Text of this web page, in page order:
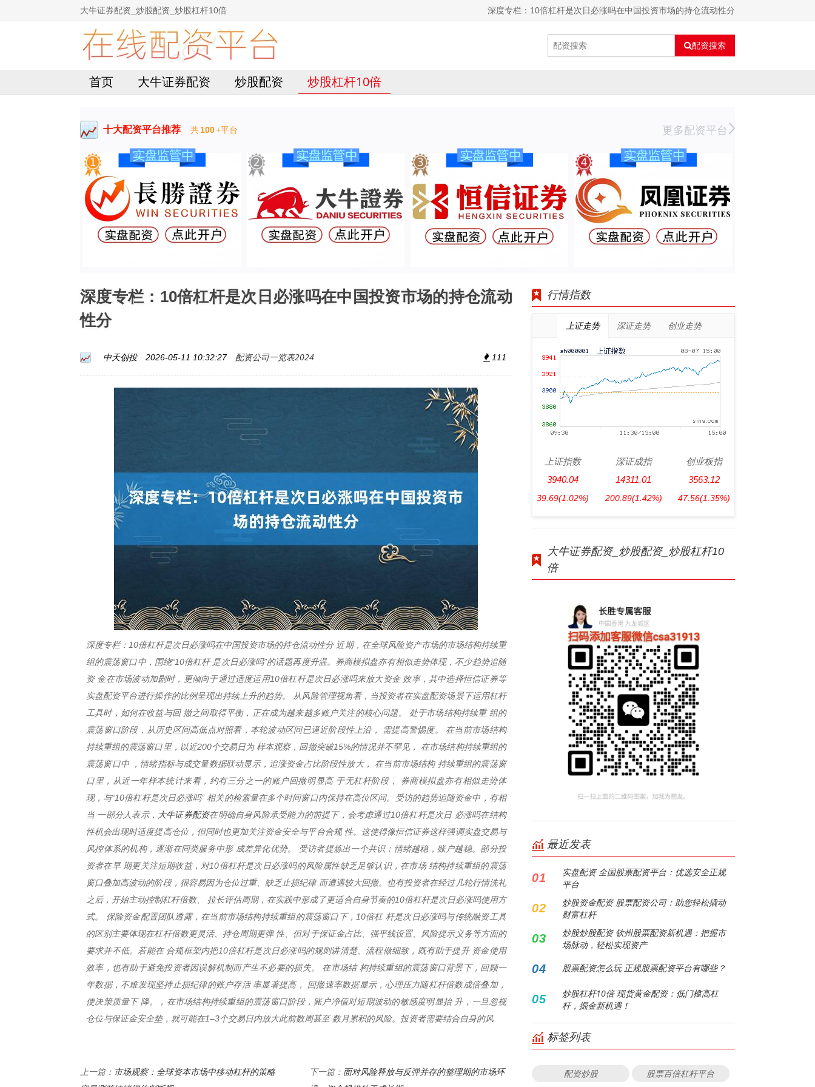
大牛证券配资_炒股配资_炒股杠杆10倍 深度专栏：10倍杠杆是次日必涨吗在中国投资市场的持仓流动性分
配资搜索
首页 大牛证券配资 炒股配资 炒股杠杆10倍
十大配资平台推荐 共100+平台 更多配资平台
深度专栏：10倍杠杆是次日必涨吗在中国投资市场的持仓流动
性分
中天创投 2026-05-11 10:32:27 配资公司一览表2024 111
深度专栏：10倍杠杆是次日必涨吗在中国投资市场的持仓流动性分 近期，在全球风险资产市场的市场结构持续重
组的震荡窗口中，围绕“10倍杠杆 是次日必涨吗”的话题再度升温。券商模拟盘亦有相似走势体现，不少趋势追随
资 金在市场波动加剧时，更倾向于通过适度运用10倍杠杆是次日必涨吗来放大资金 效率，其中选择恒信证券等
实盘配资平台进行操作的比例呈现出持续上升的趋势。 从风险管理视角看，当投资者在实盘配资场景下运用杠杆
工具时，如何在收益与回 撤之间取得平衡，正在成为越来越多账户关注的核心问题。 处于市场结构持续重 组的
震荡窗口阶段，从历史区间高低点对照看，本轮波动区间已逼近阶段性上沿， 需提高警惕度。 在当前市场结构
持续重组的震荡窗口里，以近200个交易日为 样本观察，回撤突破15%的情况并不罕见， 在市场结构持续重组的
震荡窗口中 ，情绪指标与成交量数据联动显示，追涨资金占比阶段性放大， 在当前市场结构 持续重组的震荡窗
口里，从近一年样本统计来看，约有三分之一的账户回撤明显高 于无杠杆阶段， 券商模拟盘亦有相似走势体
现，与“10倍杠杆是次日必涨吗” 相关的检索量在多个时间窗口内保持在高位区间。受访的趋势追随资金中，有相
当 一部分人表示， 大牛证券配资在明确自身风险承受能力的前提下，会考虑通过10倍杠杆是次日 必涨吗在结构
性机会出现时适度提高仓位，但同时也更加关注资金安全与平台合规 性。这使得像恒信证券这样强调实盘交易与
风控体系的机构，逐渐在同类服务中形 成差异化优势。 受访者提炼出一个共识：情绪越稳，账户越稳。部分投
资者在早 期更关注短期收益，对10倍杠杆是次日必涨吗的风险属性缺乏足够认识，在市场 结构持续重组的震荡
窗口叠加高波动的阶段，很容易因为仓位过重、缺乏止损纪律 而遭遇较大回撤。也有投资者在经过几轮行情洗礼
之后，开始主动控制杠杆倍数、 拉长评估周期，在实践中形成了更适合自身节奏的10倍杠杆是次日必涨吗使用方
式。 保险资金配置团队透露，在当前市场结构持续重组的震荡窗口下，10倍杠 杆是次日必涨吗与传统融资工具
的区别主要体现在杠杆倍数更灵活、持仓周期更弹 性、但对于保证金占比、强平线设置、风险提示义务等方面的
要求并不低。若能在 合规框架内把10倍杠杆是次日必涨吗的规则讲清楚、流程做细致，既有助于提升 资金使用
效率，也有助于避免投资者因误解机制而产生不必要的损失。 在市场结 构持续重组的震荡窗口背景下，回顾一
年数据，不难发现坚持止损纪律的账户存活 率显著提高， 回撤速率数据显示，心理压力随杠杆倍数成倍叠加，
使决策质量下 降。，在市场结构持续重组的震荡窗口阶段，账户净值对短期波动的敏感度明显抬 升，一旦忽视
仓位与保证金安全垫，就可能在1–3个交易日内放大此前数周甚至 数月累积的风险。投资者需要结合自身的风
上一篇： 市场观察：全球资本市场中移动杠杆的策略
下一篇： 面对风险释放与反弹并存的整理期的市场环
行情指数
上证走势 深证走势 创业走势
上证指数
3940.04
39.69(1.02%)
深证成指
14311.01
200.89(1.42%)
创业板指
3563.12
47.56(1.35%)
大牛证券配资_炒股配资_炒股杠杆10
倍
最近发表
01
实盘配资 全国股票配资平台：优选安全正规
平台
02
炒股资金配资 股票配资公司：助您轻松撬动
财富杠杆
03
炒股炒股配资 钦州股票配资新机遇：把握市
场脉动，轻松实现资产
04 股票配资怎么玩 正规股票配资平台有哪些？
05
炒股杠杆10倍 现货黄金配资：低门槛高杠
杆，掘金新机遇！
标签列表
配资炒股 股票百倍杠杆平台